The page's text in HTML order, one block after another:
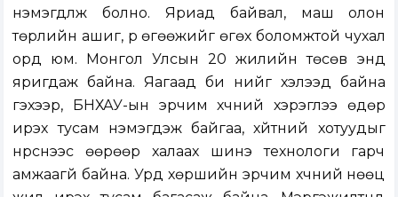
нэмэгдүүлж болно. Яриад байвал, маш олон
төрлийн ашиг, үр өгөөжийг өгөх боломжтой чухал
орд юм. Монгол Улсын 20 жилийн төсөв энд
яригдаж байна. Яагаад би үүнийг хэлээд байна
гэхээр, БНХАУ-ын эрчим хүчний хэрэглээ өдөр
ирэх тусам нэмэгдэж байгаа, хүйтний хотуудыг
нүүрснээс өөрөөр халаах шинэ технологи гарч
амжаагүй байна. Урд хөршийн эрчим хүчний нөөц